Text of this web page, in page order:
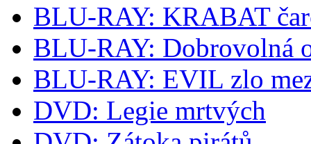
BLU-RAY: KRABAT
BLU-RAY: Dobrovolná
BLU-RAY: EVIL zlo
DVD: Legie mrtvých